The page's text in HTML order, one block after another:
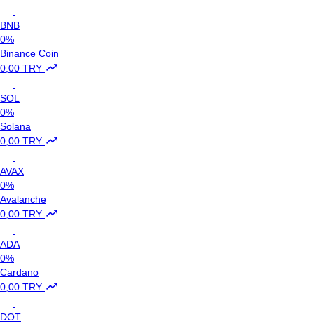
BNB
0%
Binance Coin
0,00 TRY
SOL
0%
Solana
0,00 TRY
AVAX
0%
Avalanche
0,00 TRY
ADA
0%
Cardano
0,00 TRY
DOT